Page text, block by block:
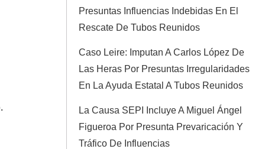
Presuntas Influencias Indebidas En El
Rescate De Tubos Reunidos
Caso Leire: Imputan A Carlos López De
Las Heras Por Presuntas Irregularidades
En La Ayuda Estatal A Tubos Reunidos
La Causa SEPI Incluye A Miguel Ángel
Figueroa Por Presunta Prevaricación Y
Tráfico De Influencias